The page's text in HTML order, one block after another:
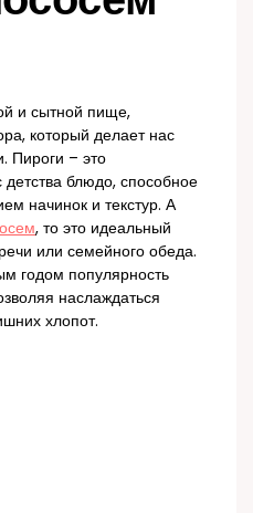
и сытной пище,
который делает нас
Пироги – это
блюдо, способное
начинок и текстур. А
, то это идеальный
или семейного обеда.
годом популярность
наслаждаться
хлопот.